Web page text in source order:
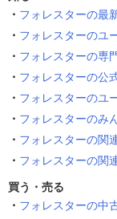
フォレスターの最
フォレスターのユ
フォレスターの専
フォレスターの公
フォレスターのユ
フォレスターのみ
フォレスターの関
フォレスターの関
買う・売る
フォレスターの中